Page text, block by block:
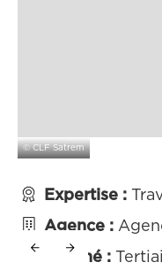
©CLF Satrem
 Expertise :

Agence :

Marché :